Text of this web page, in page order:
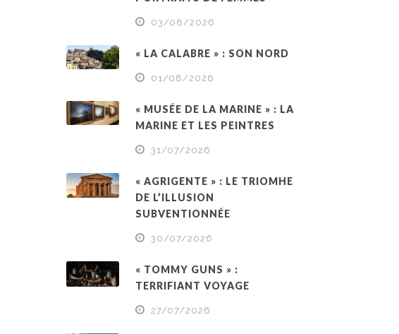
03/08/2026
« LA CALABRE » : SON NORD
01/08/2026
« MUSÉE DE LA MARINE » : LA
MARINE ET LES PEINTRES
31/07/2026
« AGRIGENTE » : LE TRIOMHE
DE L’ILLUSION
SUBVENTIONNÉE
30/07/2026
« TOMMY GUNS » :
TERRIFIANT VOYAGE
27/07/2026